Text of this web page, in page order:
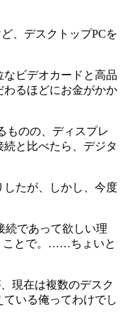
、デスクトップPCを
ビデオカードと高品
るほどにお金がかか
ものの、ディスプレ
と比べたら、デジタ
たが、しかし、今度
続であって欲しい理
ことで。……ちょいと
現在は複数のデスク
いる俺ってわけでし